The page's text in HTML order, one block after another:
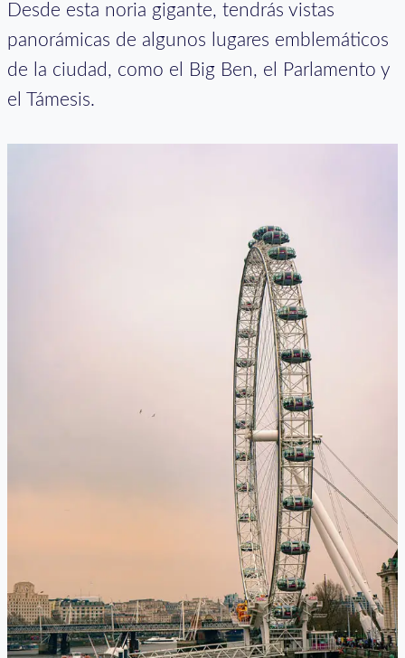
Desde esta noria gigante, tendrás vistas
panorámicas de algunos lugares emblemáticos
de la ciudad, como el Big Ben, el Parlamento y
el Támesis.